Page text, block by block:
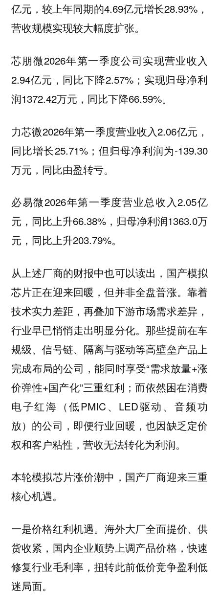
亿元，较上年同期的4.69亿元增长28.93%，
营收规模实现较大幅度扩张。
芯朋微2026年第一季度公司实现营业收入
2.94亿元，同比下降2.57%；实现归母净利
润1372.42万元，同比下降66.59%。
力芯微2026年第一季度营业收入2.06亿元，
同比增长25.71%；但归母净利润为-139.30
万元，同比由盈转亏。
必易微2026年第一季度营业总收入2.05亿
元，同比上升66.38%，归母净利润1363.0万
元，同比上升203.79%。
从上述厂商的财报中也可以读出，国产模拟
芯片正在迎来回暖，但并非全盘普涨。靠着
技术实力差距，再叠加下游市场需求差异，
行业早已悄悄走出明显分化。那些提前在车
规级、信号链、隔离与驱动等高壁垒产品上
完成布局的公司，能同时享受“需求放量+涨
价弹性+国产化”三重红利；而依然困在消费
电子红海（低PMIC、LED驱动、音频功
放）的公司，即便行业回暖，也因缺乏定价
权和客户粘性，营收无法转化为利润。
本轮模拟芯片涨价潮中，国产厂商迎来三重
核心机遇。
一是价格红利机遇。 海外大厂全面提价、供
货收紧，国内企业顺势上调产品价格，快速
修复行业毛利率，扭转此前低价竞争盈利低
迷局面。